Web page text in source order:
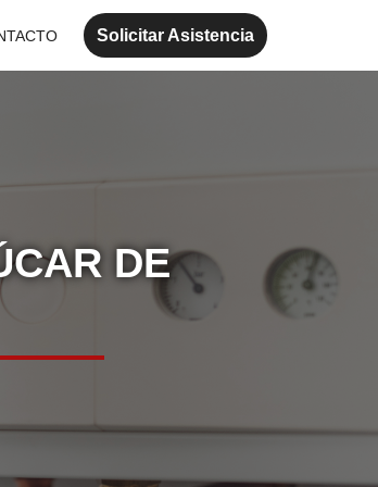
Solicitar Asistencia
DE